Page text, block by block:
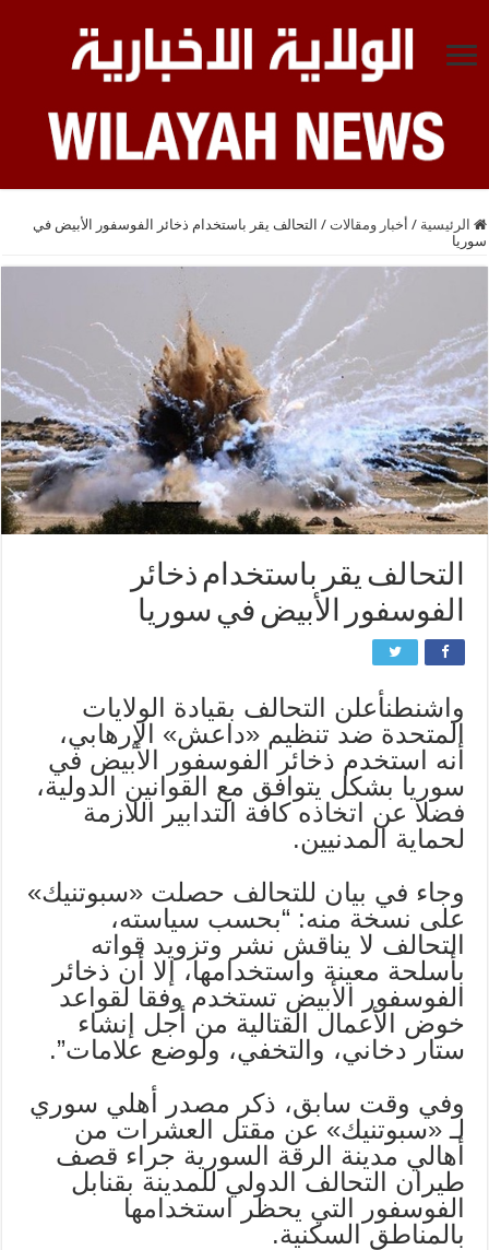
الرئيسية / أخبار ومقالات / التحالف يقر باستخدام ذخائر الفوسفور الأبيض في
سوريا
التحالف يقر باستخدام ذخائر
الفوسفور الأبيض في سوريا
واشنطنأعلن التحالف بقيادة الولايات
المتحدة ضد تنظيم «داعش» الإرهابي،
أنه استخدم ذخائر الفوسفور الأبيض في
سوريا بشكل يتوافق مع القوانين الدولية،
فضلا عن اتخاذه كافة التدابير اللازمة
لحماية المدنيين.
وجاء في بيان للتحالف حصلت «سبوتنيك»
على نسخة منه: “بحسب سياسته،
التحالف لا يناقش نشر وتزويد قواته
بأسلحة معينة واستخدامها، إلا أن ذخائر
الفوسفور الأبيض تستخدم وفقا لقواعد
خوض الأعمال القتالية من أجل إنشاء
ستار دخاني، والتخفي، ولوضع علامات”.
وفي وقت سابق، ذكر مصدر أهلي سوري
لـ «سبوتنيك» عن مقتل العشرات من
أهالي مدينة الرقة السورية جراء قصف
طيران التحالف الدولي للمدينة بقنابل
الفوسفور التي يحظر استخدامها
بالمناطق السكنية.